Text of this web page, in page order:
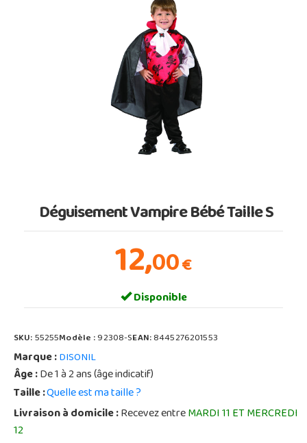
Déguisement Vampire Bébé Taille S
12,00€
Disponible
SKU:55255Modèle :92308-SEAN:8445276201553
Marque :DISONIL
Âge :De 1 à 2 ans (âge indicatif)
Taille :Quelle est ma taille ?
Livraison à domicile :Recevez entreMARDI 11 ET MERCREDI
12